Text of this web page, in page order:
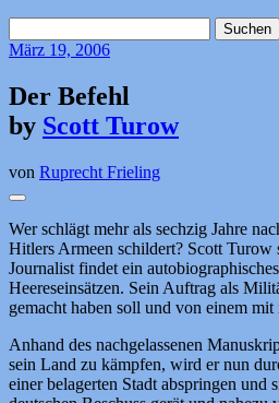
nach:
März 19, 2006
Der Befehl
by Scott Turow
von Ruprecht Frieling
Wer schlägt mehr als sechzig Jahre
Hitlers Armeen schildert? Scott Turow
Journalist findet ein
Heereseinsätzen. Sein Auftrag als
gemacht haben soll und von einem
Anhand des nachgelassenen
sein Land zu kämpfen, wird er nun
einer belagerten Stadt abspringen